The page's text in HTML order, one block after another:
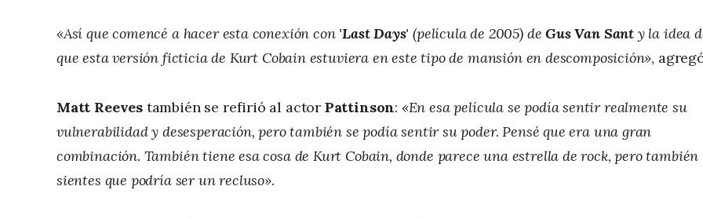
«Así que comencé a hacer esta conexión con 'Last Days' (película de 2005) deGus Van Sant y la idea
que esta versión ficticia de Kurt Cobain estuviera en este tipo de mansión en descomposición»,
Matt Reeves también se refirió al actor Pattinson: «En esa película se podía sentir realmente su
vulnerabilidad y desesperación, pero también se podía sentir su poder. Pensé que era una gran
combinación. También tiene esa cosa de Kurt Cobain, donde parece una estrella de rock, pero también
sientes que podría ser un recluso».